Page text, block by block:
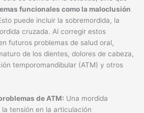
funcionales como la maloclusión
puede incluir la sobremordida, la
cruzada. Al corregir estos
futuros problemas de salud oral,
de los dientes, dolores de cabeza,
temporomandibular (ATM) y otros
de ATM: Una mordida
tensión en la articulación